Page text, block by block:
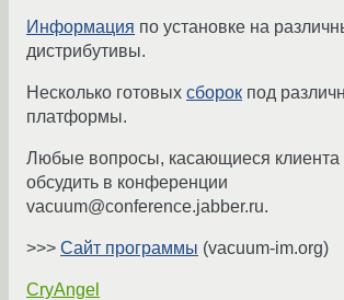
Информация по установке на
дистрибутивы.
Несколько готовых сборок под
платформы.
Любые вопросы, касающиеся
обсудить в конференции
vacuum@conference.jabber.ru.
>>> Сайт программы (vacuum-im.org)
CryAngel